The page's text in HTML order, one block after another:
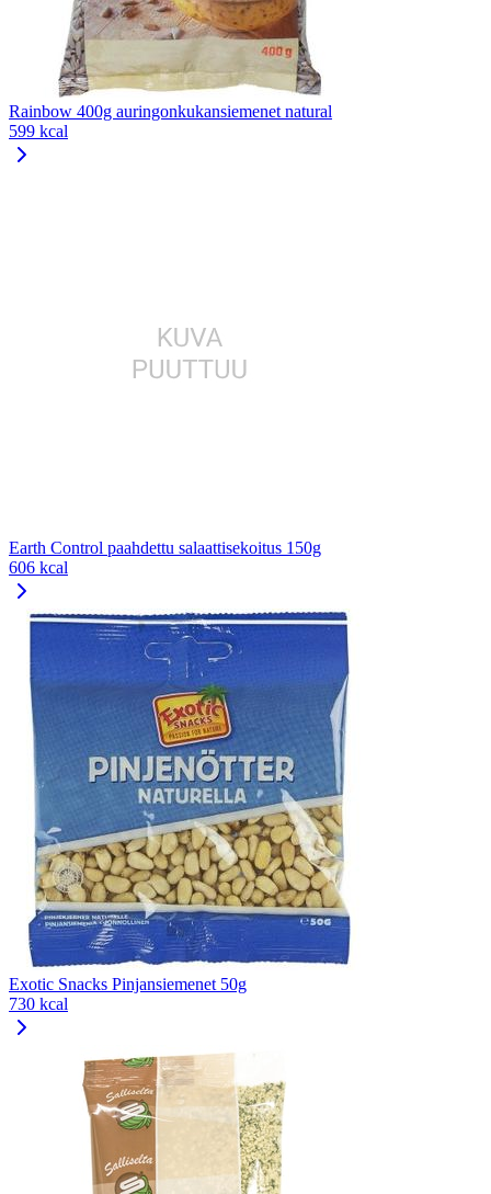
Rainbow 400g auringonkukansiemenet natural
599 kcal
Earth Control paahdettu salaattisekoitus 150g
606 kcal
Exotic Snacks Pinjansiemenet 50g
730 kcal